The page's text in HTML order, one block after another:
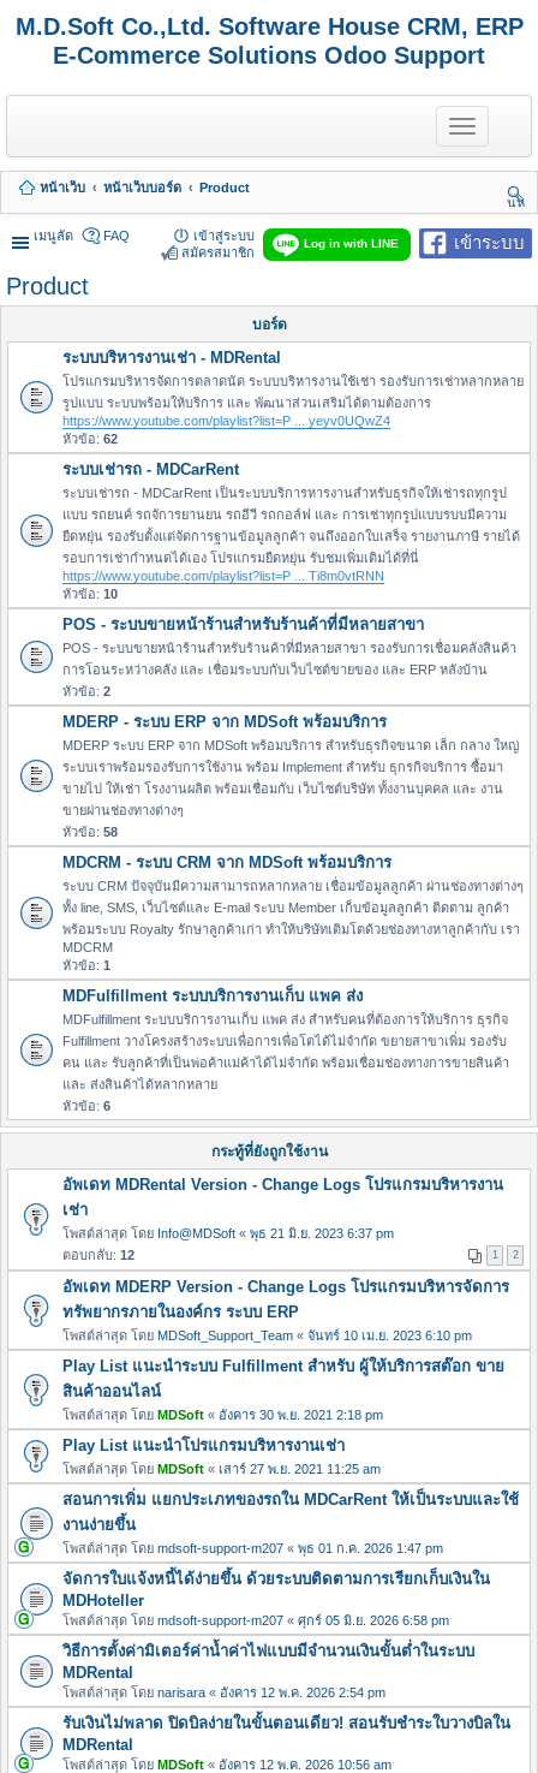
M.D.Soft Co.,Ltd. Software House CRM, ERP
E-Commerce Solutions Odoo Support
T
o
g
e
n
a
g
t
o
หน้าเว็บ หน้าเว็บบอร์ด
Product
นห
า
เมนูลัด
เข้าระบบ
Log in with LINE
FAQ
เข้าสู่ระบบ
สมัครสมาชิก
Product
บอร์ด
ระบบบริหารงานเช่า - MDRental
โปรแกรมบริหารจัดการตลาดนัด ระบบบริหารงานใช้เช่า รองรับการเช่าหลากหลาย
รูปแบบ ระบบพร้อมให้บริการ และ พัฒนาส่วนเสริมได้ตามต้องการ
https://www.youtube.com/playlist?list=P ... yeyv0UQwZ4
หัวข้อ: 62
ระบบเช่ารถ - MDCarRent
ระบบเช่ารถ - MDCarRent เป็นระบบบริการหารงานสำหรับธุรกิจให้เช่ารถทุกรูป
แบบ รถยนค์ รถจัการยานยน รถอีวี รถกอล์ฟ และ การเช่าทุกรูปแบบรบบมีความ
ยืดหยุ่น รองรับตั้งแต่จัดการฐานข้อมูลลูกค้า จนถึงออกใบเสร็จ รายงานภาษี รายได้
รอบการเช่ากำหนดได้เอง โปรแกรมยืดหยุ่น รับชมเพิ่มเติมได้ที่นี่
https://www.youtube.com/playlist?list=P ... Ti8m0vtRNN
หัวข้อ: 10
POS - ระบบขายหน้าร้านสำหรับร้านค้าที่มีหลายสาขา
POS - ระบบขายหน้าร้านสำหรับร้านค้าที่มีหลายสาขา รองรับการเชื่อมคลังสินค้า
การโอนระหว่างคลัง และ เชื่อมระบบกับเว็บไซต์ขายของ และ ERP หลังบ้าน
หัวข้อ: 2
MDERP - ระบบ ERP จาก MDSoft พร้อมบริการ
MDERP ระบบ ERP จาก MDSoft พร้อมบริการ สำหรับธุรกิจขนาด เล็ก กลาง ใหญ่
ระบบเราพร้อมรองรับการใช้งาน พร้อม Implement สำหรับ ธุกรกิจบริการ ซื้อมา
ขายไป ให้เช่า โรงงานผลิต พร้อมเชื่อมกับ เว็บไซต์บริษัท ทั้งงานบุคคล และ งาน
ขายผ่านช่องทางต่างๆ
หัวข้อ: 58
MDCRM - ระบบ CRM จาก MDSoft พร้อมบริการ
ระบบ CRM ปัจจุบันมีความสามารถหลากหลาย เชื่อมข้อมูลลูกค้า ผ่านช่องทางต่างๆ
ทั้ง line, SMS, เว็บไซต์และ E-mail ระบบ Member เก็บข้อมูลลูกค้า ติดตาม ลูกค้า
พร้อมระบบ Royalty รักษาลูกค้าเก่า ทำให้บริษัทเติมโตด้วยช่องทางหาลูกค้ากับ เรา
MDCRM
หัวข้อ: 1
MDFulfillment ระบบบริการงานเก็บ แพค ส่ง
MDFulfillment ระบบบริการงานเก็บ แพค ส่ง สำหรับคนที่ต้องการให้บริการ ธุรกิจ
Fulfillment วางโครงสร้างระบบเพื่อการเพื่อโตได้ไม่จำกัด ขยายสาขาเพิ่ม รองรับ
คน และ รับลูกค้าที่เป็นพ่อค้าแม่ค้าได้ไม่จำกัด พร้อมเชื่อมช่องทางการขายสินค้า
และ ส่งสินค้าได้หลากหลาย
หัวข้อ: 6
กระทู้ที่ยังถูกใช้งาน
อัพเดท MDRental Version - Change Logs โปรแกรมบริหารงาน
เช่า
โพสต์ล่าสุด โดย Info@MDSoft « พุธ 21 มิ.ย. 2023 6:37 pm
ตอบกลับ: 12 1 2
อัพเดท MDERP Version - Change Logs โปรแกรมบริหารจัดการ
ทรัพยากรภายในองค์กร ระบบ ERP
โพสต์ล่าสุด โดย MDSoft_Support_Team « จันทร์ 10 เม.ย. 2023 6:10 pm
Play List แนะนำระบบ Fulfillment สำหรับ ผู้ให้บริการสต๊อก ขาย
สินค้าออนไลน์
โพสต์ล่าสุด โดย MDSoft « อังคาร 30 พ.ย. 2021 2:18 pm
Play List แนะนำโปรแกรมบริหารงานเช่า
โพสต์ล่าสุด โดย MDSoft « เสาร์ 27 พ.ย. 2021 11:25 am
สอนการเพิ่ม แยกประเภทของรถใน MDCarRent ให้เป็นระบบและใช้
งานง่ายขึ้น
โพสต์ล่าสุด โดย mdsoft-support-m207 « พุธ 01 ก.ค. 2026 1:47 pm
จัดการใบแจ้งหนี้ได้ง่ายขึ้น ด้วยระบบติดตามการเรียกเก็บเงินใน
MDHoteller
โพสต์ล่าสุด โดย mdsoft-support-m207 « ศุกร์ 05 มิ.ย. 2026 6:58 pm
วิธีการตั้งค่ามิเตอร์ค่าน้ำค่าไฟแบบมีจำนวนเงินขั้นต่ำในระบบ
MDRental
โพสต์ล่าสุด โดย narisara « อังคาร 12 พ.ค. 2026 2:54 pm
รับเงินไม่พลาด ปิดบิลง่ายในขั้นตอนเดียว! สอนรับชำระใบวางบิลใน
MDRental
โพสต์ล่าสุด โดย MDSoft « อังคาร 12 พ.ค. 2026 10:56 am